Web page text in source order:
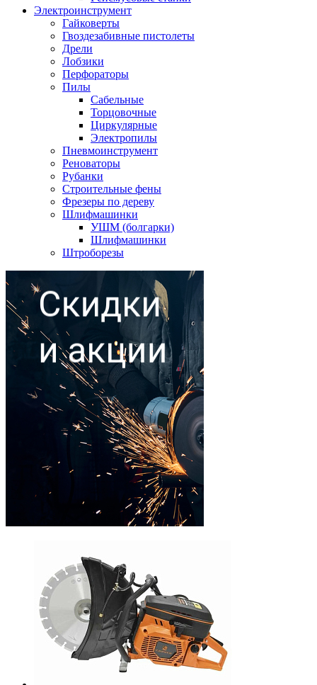
Электроинструмент
Гайковерты
Гвоздезабивные пистолеты
Дрели
Лобзики
Перфораторы
Пилы
Сабельные
Торцовочные
Циркулярные
Электропилы
Пневмоинструмент
Реноваторы
Рубанки
Строительные фены
Фрезеры по дереву
Шлифмашинки
УШМ (болгарки)
Шлифмашинки
Штроборезы